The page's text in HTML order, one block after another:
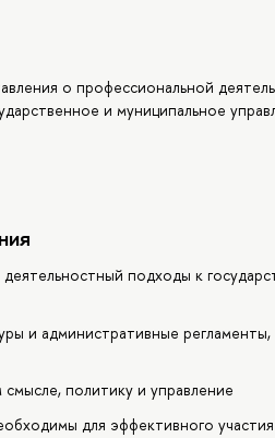
о профессиональной
и муниципальное
подходы к
и административные
политику и управление
для эффективного